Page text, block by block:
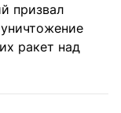
призвал
ракет над